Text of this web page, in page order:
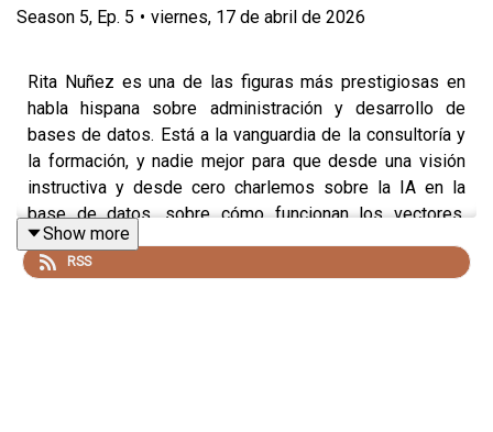
Season 5, Ep. 5 • viernes, 17 de abril de 2026
Rita Nuñez es una de las figuras más prestigiosas en
habla hispana sobre administración y desarrollo de
bases de datos. Está a la vanguardia de la consultoría y
la formación, y nadie mejor para que desde una visión
instructiva y desde cero charlemos sobre la IA en la
base de datos, sobre cómo funcionan los vectores,
sobre las nuevas capacidades de búsquedas
semánticas en la base de datos y opciones para
Show more
RSS